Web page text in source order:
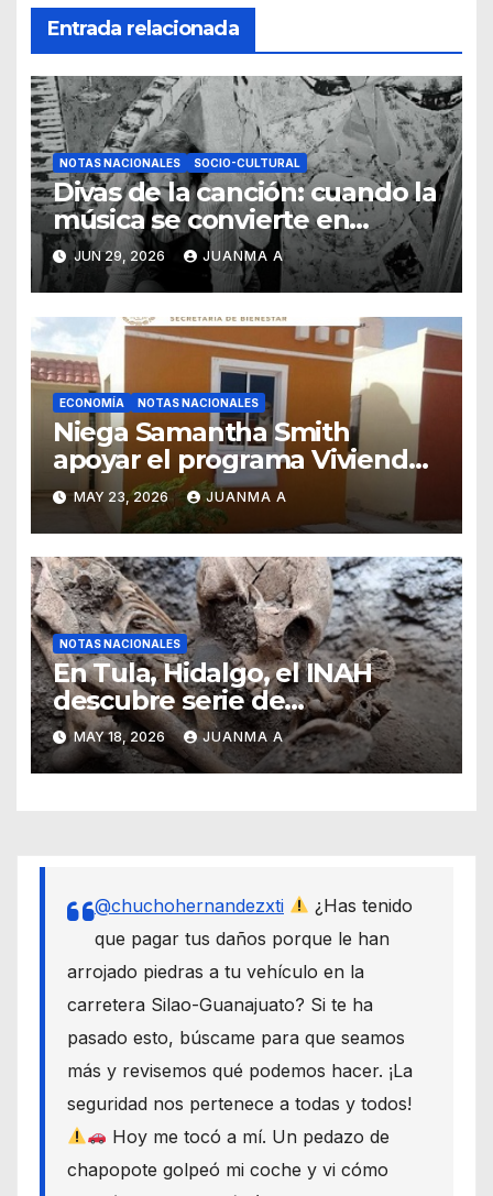
Entrada relacionada
NOTAS NACIONALES SOCIO-CULTURAL
Divas de la canción: cuando la
música se convierte en
pintura
JUN 29, 2026 JUANMA A
ECONOMÍA NOTAS NACIONALES
Niega Samantha Smith
apoyar el programa Vivienda
para el Bienestar
MAY 23, 2026 JUANMA A
NOTAS NACIONALES
En Tula, Hidalgo, el INAH
descubre serie de
enterramientos de época
teotihuacana
MAY 18, 2026 JUANMA A
@chuchohernandezxti
¿Has tenido
que pagar tus daños porque le han
arrojado piedras a tu vehículo en la
carretera Silao-Guanajuato? Si te ha
pasado esto, búscame para que seamos
más y revisemos qué podemos hacer. ¡La
seguridad nos pertenece a todas y todos!
Hoy me tocó a mí. Un pedazo de
chapopote golpeó mi coche y vi cómo